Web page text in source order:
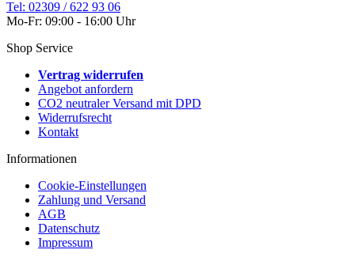
Tel: 02309 / 622 93 06
Mo-Fr: 09:00 - 16:00 Uhr
Shop Service
Vertrag widerrufen
Angebot anfordern
CO2 neutraler Versand mit DPD
Widerrufsrecht
Kontakt
Informationen
Cookie-Einstellungen
Zahlung und Versand
AGB
Datenschutz
Impressum